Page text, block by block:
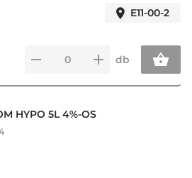
E11-00-2
db
HYPO 5L 4%-OS